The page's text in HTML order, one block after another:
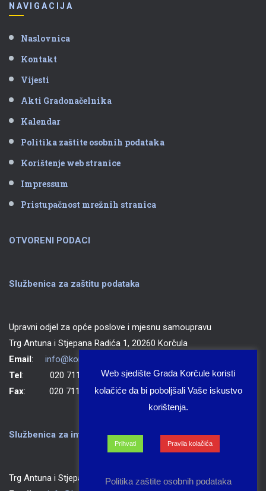
NAVIGACIJA
Naslovnica
Kontakt
Vijesti
Akti Gradonačelnika
Kalendar
Politika zaštite osobnih podataka
Korištenje web stranice
Impressum
Pristupačnost mrežnih stranica
OTVORENI PODACI
Službenica za zaštitu podataka
Upravni odjel za opće poslove i mjesnu samoupravu
Trg Antuna i Stjepana Radića 1, 20260 Korčula
Email: info@korcula.hr
Tel: 020 711 150
Fax: 020 711 702
Službenica za informiranje Grada Korčule
Trg Antuna i Stjepana Radića 1, 20260 Korčula
Web sjedište Grada Korčule koristi
kolačiće da bi poboljšali Vaše iskustvo
korištenja.
Prihvati Pravila kolačića
Politika zaštite osobnih podataka